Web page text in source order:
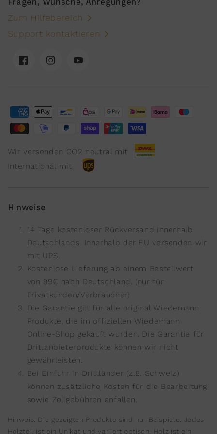
Fragen, Wünsche, Anregungen?
Zum Hilfebereich
Support kontaktieren
FacebookInstagramYouTube
Wir versenden CO2 neutral mit
International mit
Hinweise
14 Tage kostenloser Rückversand innerhalb
Deutschlands. Innerhalb der EU versenden wir
mit UPS.
Kostenlose Lieferung ab einem Bestellwert
von 99€ nach Deutschland. (nur für
Privatkunden/Verbraucher)
Die Garantie gilt für alle original Wiedemann
Produkte, die im offiziellen Wiedemann
Online-Shop gekauft wurden. Die Garantie für
Drittanbieterprodukte können wir nicht
gewährleisten.
Bei Einfuhr in Drittländer (z.B. Schweiz)
können zusätzliche Kosten für die Bearbeitung
sowie Zollgebühren anfallen.
Hinweis: Die gezeigten Produkte sind nur Beispiele. Jedes
Holzteil ist ein Unikat und variiert optisch. Holz ist ein